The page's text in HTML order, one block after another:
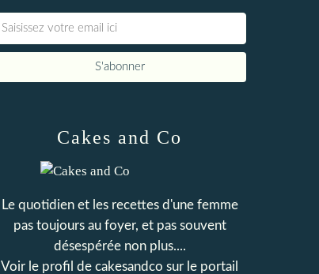
Cakes and Co
Le quotidien et les recettes d'une femme
pas toujours au foyer, et pas souvent
désespérée non plus....
Voir le profil de cakesandco sur le portail